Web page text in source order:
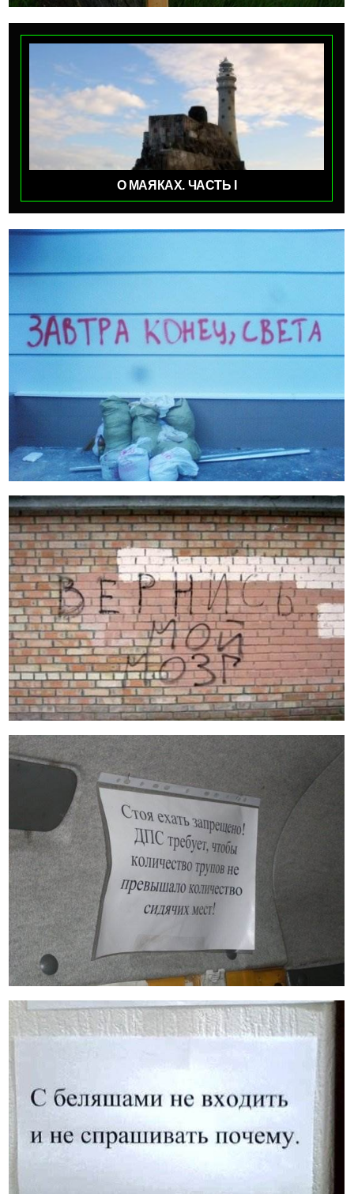
О МАЯКАХ. ЧАСТЬ I